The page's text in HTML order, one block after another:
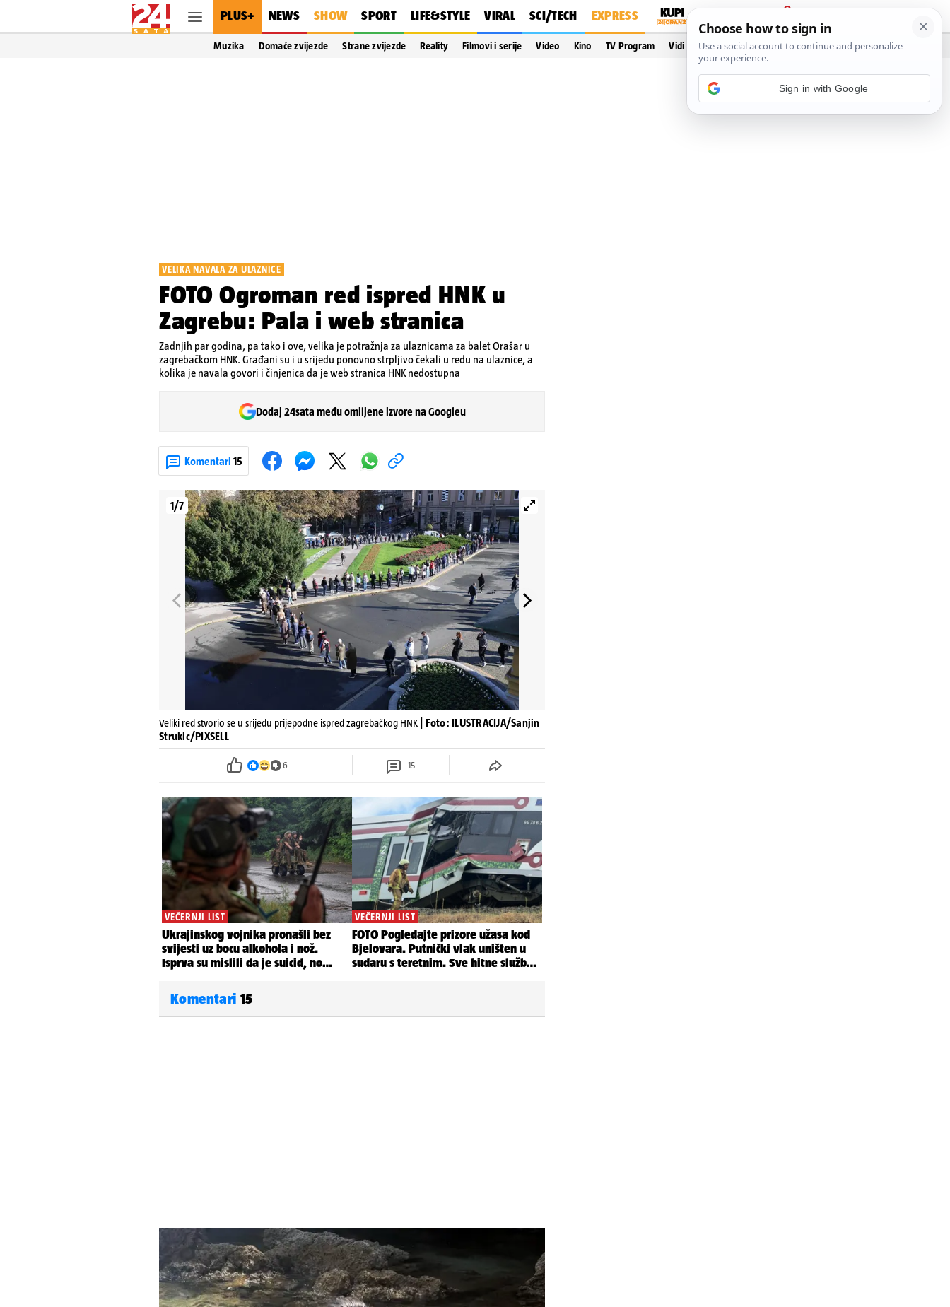
PLUS+ NEWS SHOW SPORT LIFE&STYLE VIRAL SCI/TECH EXPRESS
PRIJAVA
Muzika Domaće zvijezde Strane zvijezde Reality Filmovi i serije Video Kino TV Program Vidi još…
VELIKA NAVALA ZA ULAZNICE
FOTO Ogroman red ispred HNK u
Zagrebu: Pala i web stranica
Zadnjih par godina, pa tako i ove, velika je potražnja za ulaznicama za balet Orašar u
zagrebačkom HNK. Građani su i u srijedu ponovno strpljivo čekali u redu na ulaznice, a
kolika je navala govori i činjenica da je web stranica HNK nedostupna
Dodaj 24sata među omiljene izvore na Googleu
Komentari 15
1/7
Veliki red stvorio se u srijedu prijepodne ispred zagrebačkog HNK
| Foto: ILUSTRACIJA/Sanjin
Strukic/PIXSELL
6 15
Komentari 15
Sign in with Google